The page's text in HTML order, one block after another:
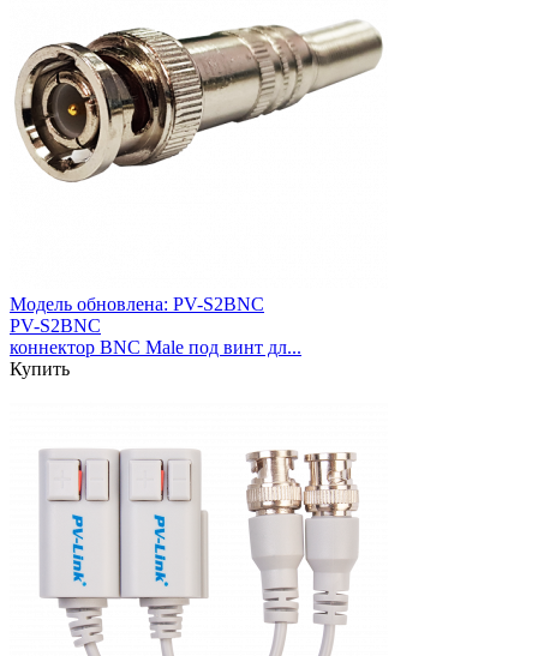
Модель обновлена: PV-S2BNC
PV-S2BNC
коннектор BNC Male под винт дл...
Купить